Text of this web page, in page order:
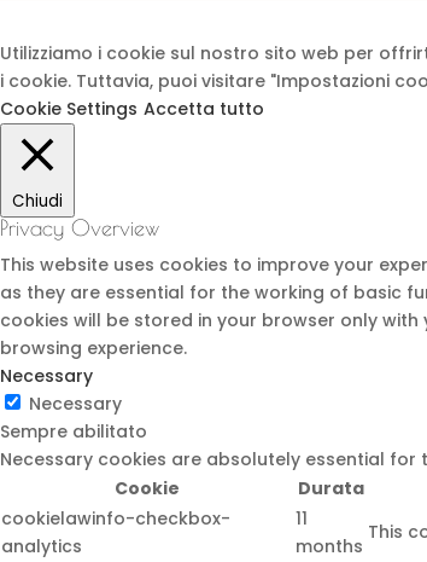
Utilizziamo i cookie sul nostro sito web per
i cookie. Tuttavia, puoi visitare "Impostazioni
Cookie Settings Accetta tutto
Chiudi
Privacy Overview
This website uses cookies to improve your
as they are essential for the working of basic
cookies will be stored in your browser only
browsing experience.
Necessary
Necessary
Sempre abilitato
Necessary cookies are absolutely essential
Cookie
Durata
cookielawinfo-checkbox-
analytics
11
months
This